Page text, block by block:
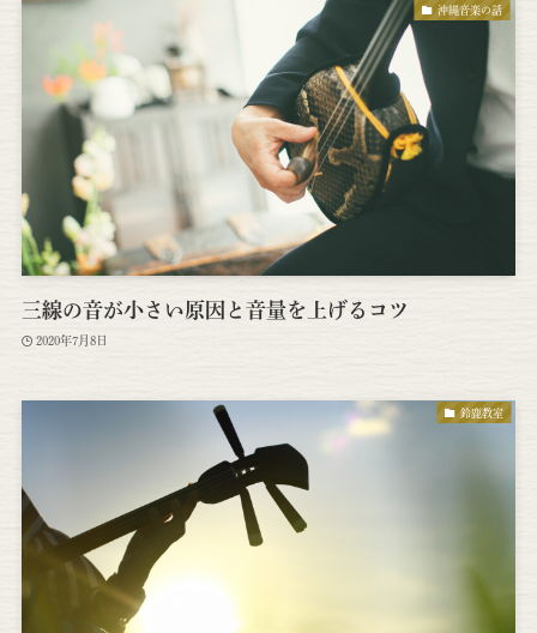
沖縄音楽の話
三線の音が小さい原因と音量を上げるコツ
2020年7月8日
鈴鹿教室